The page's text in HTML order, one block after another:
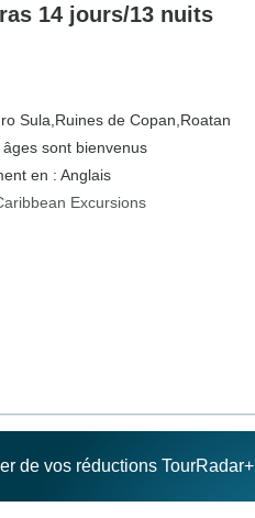
14 jours/13 nuits
Sula, Ruines de Copan, Roatan
âges sont bienvenus
en : Anglais
Excursions
de vos réductions TourRadar+